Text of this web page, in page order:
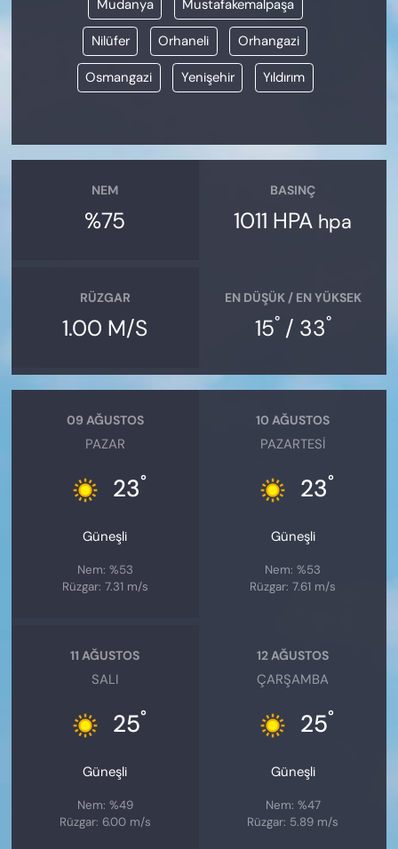
Mudanya Mustafakemalpaşa
Nilüfer Orhaneli Orhangazi
Osmangazi Yenişehir Yıldırım
NEM
%75
BASINÇ
1011 HPA hpa
RÜZGAR
1.00 M/S
EN DÜŞÜK / EN YÜKSEK
15°/ 33°
09 AĞUSTOS
PAZAR
23°
Güneşli
Nem: %53
Rüzgar: 7.31 m/s
10 AĞUSTOS
PAZARTESI
23°
Güneşli
Nem: %53
Rüzgar: 7.61 m/s
11 AĞUSTOS
SALI
25°
Güneşli
Nem: %49
Rüzgar: 6.00 m/s
12 AĞUSTOS
ÇARŞAMBA
25°
Güneşli
Nem: %47
Rüzgar: 5.89 m/s